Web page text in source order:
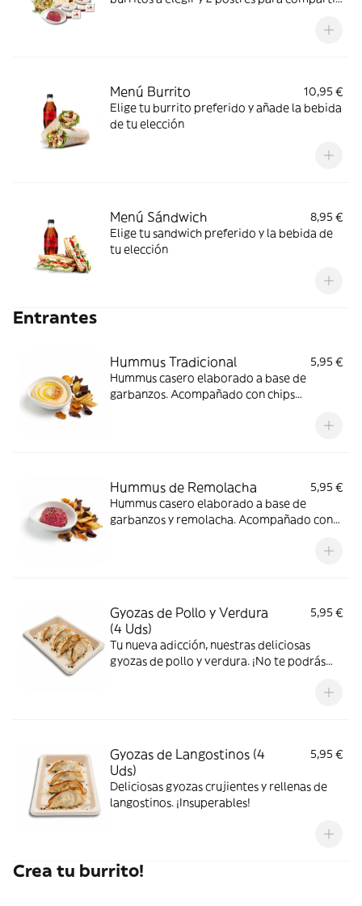
Menú Burrito
10,95 €
Elige tu burrito preferido y añade la bebida
de tu elección
Menú Sándwich
8,95 €
Elige tu sandwich preferido y la bebida de
tu elección
Entrantes
Hummus Tradicional
5,95 €
Hummus casero elaborado a base de
garbanzos. Acompañado con chips
Hummus de Remolacha
5,95 €
Hummus casero elaborado a base de
garbanzos y remolacha. Acompañado con
Gyozas de Pollo y Verdura
(4 Uds)
5,95 €
Tu nueva adicción, nuestras deliciosas
gyozas de pollo y verdura. ¡No te podrás
Gyozas de Langostinos (4
Uds)
5,95 €
Deliciosas gyozas crujientes y rellenas de
langostinos. ¡Insuperables!
Crea tu burrito!